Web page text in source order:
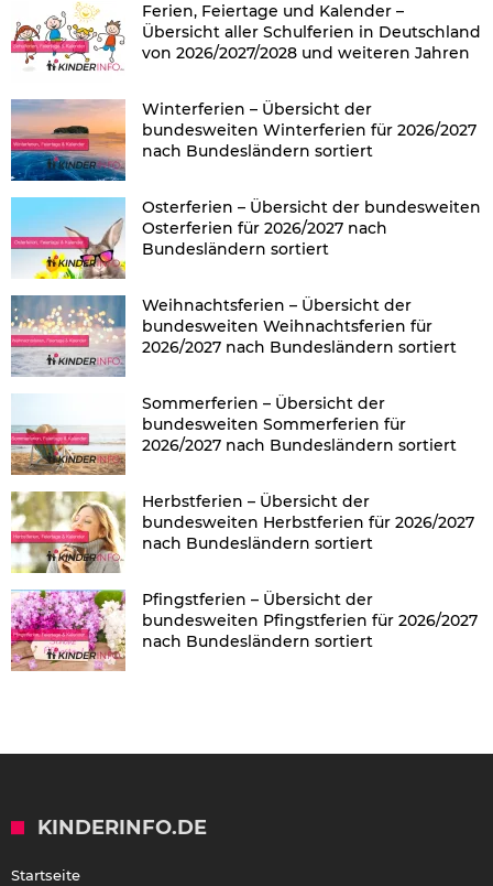
Ferien, Feiertage und Kalender –
Übersicht aller Schulferien in Deutschland
von 2026/2027/2028 und weiteren Jahren
Winterferien – Übersicht der
bundesweiten Winterferien für 2026/2027
nach Bundesländern sortiert
Osterferien – Übersicht der bundesweiten
Osterferien für 2026/2027 nach
Bundesländern sortiert
Weihnachtsferien – Übersicht der
bundesweiten Weihnachtsferien für
2026/2027 nach Bundesländern sortiert
Sommerferien – Übersicht der
bundesweiten Sommerferien für
2026/2027 nach Bundesländern sortiert
Herbstferien – Übersicht der
bundesweiten Herbstferien für 2026/2027
nach Bundesländern sortiert
Pfingstferien – Übersicht der
bundesweiten Pfingstferien für 2026/2027
nach Bundesländern sortiert
KINDERINFO.DE
Startseite